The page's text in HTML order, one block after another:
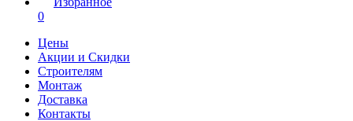
0
Цены
Акции и Скидки
Строителям
Монтаж
Доставка
Контакты